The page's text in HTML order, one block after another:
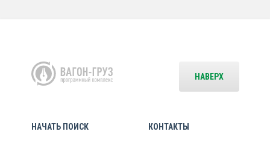
НАЧАТЬ ПОИСК КОНТАКТЫ
НАВЕРХ